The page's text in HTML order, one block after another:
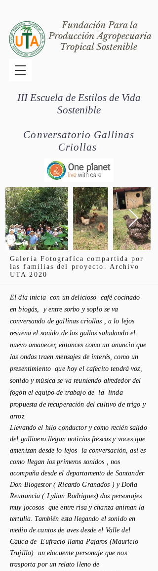
Fundación Para la
Producción Agropecuaria
Tropical Sostenible
III Escuela de Estilos de Vida
Sostenible
Conversatorio Gallinas
Criollas
Galeria Fotografíca compartida por
las familias del proyecto. Archivo
UTA 2020
Eldíainicia con un delicioso cafécocinado
enbiogás, y entre sorbo y soplo se va
conversando de gallinas criollas , a lo lejos
resuena el sonido de los gallos saludando el
nuevo amanecer, entonces como un anuncioque
las ondas traen mensajes de interés, como un
presentimiento que hoy el cafecito tendrá voz,
sonido ymúsica se va reuniendo alrededor del
fogónel equipo de trabajo de la linda
propuesta de recuperación del cultivo de trigo y
arroz.
Llevando el hilo conductor y como reciénsalido
del gallinero llegan noticias frescas y voces que
amenizan desde lo lejos la conversación,asíes
como llegan los primeros sonidos , nos
acompaña desde el departamento de Santander
Don Biogestor ( Ricardo Granados ) y Doña
Reunancia ( Lylian Rodriguez) dos personajes
muy jocosos que entre risa y chanza animan la
tertulia. También esta llegando el sonido en
medio de cantos de aves desde el Valle del
Cauca de Eufracio llama Pajaros (Mauricio
Trujillo) un elocuente personaje que nos
trasporta por un relato lleno de